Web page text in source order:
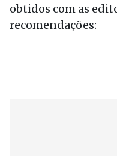
obtidos com as
recomendações: